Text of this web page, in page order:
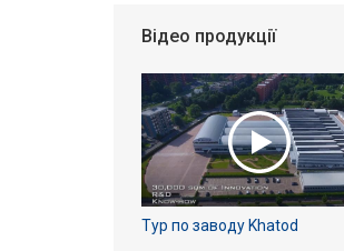
Відео продукції
Тур по заводу Khatod